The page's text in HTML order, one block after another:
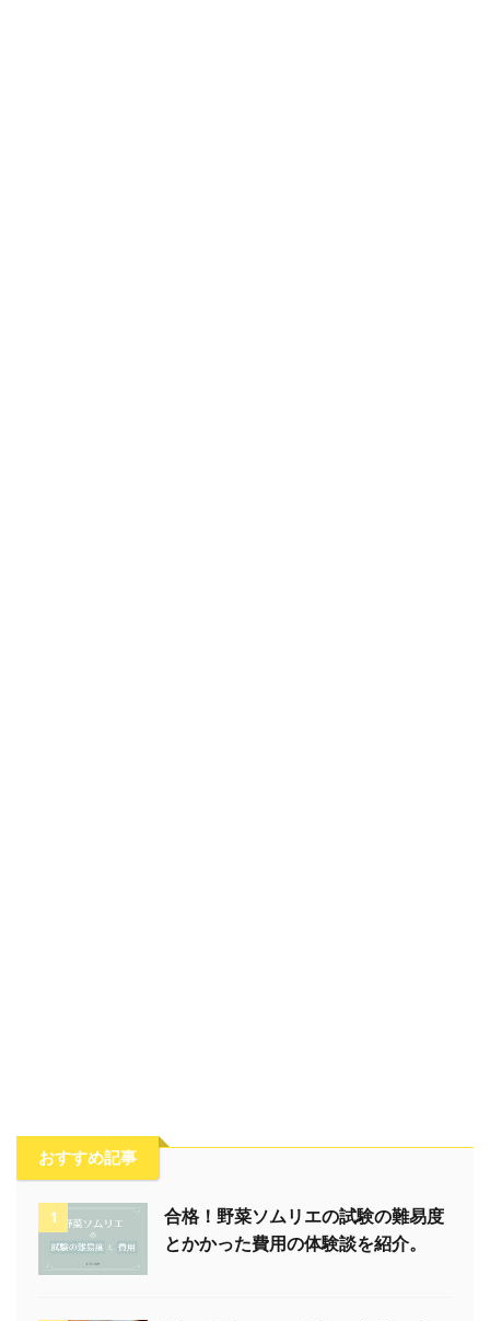
おすすめ記事
1
合格！野菜ソムリエの試験の難易度
とかかった費用の体験談を紹介。